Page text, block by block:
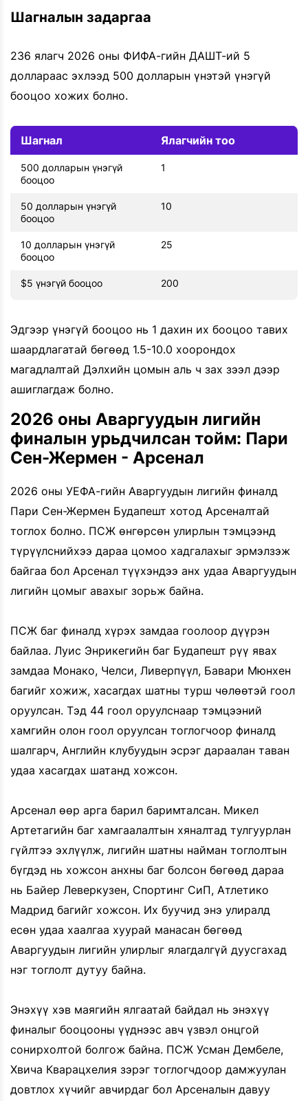
Шагналын задаргаа
236 ялагч 2026 оны ФИФА-гийн ДАШТ-ий 5
доллараас эхлээд 500 долларын үнэтэй үнэгүй
бооцоо хожих болно.
Шагнал Ялагчийн тоо
500 долларын үнэгүй
бооцоо
1
50 долларын үнэгүй
бооцоо
10
10 долларын үнэгүй
бооцоо
25
$5 үнэгүй бооцоо 200
Эдгээр үнэгүй бооцоо нь 1 дахин их бооцоо тавих
шаардлагатай бөгөөд 1.5-10.0 хоорондох
магадлалтай Дэлхийн цомын аль ч зах зээл дээр
ашиглагдаж болно.
2026 оны Аваргуудын лигийн
финалын урьдчилсан тойм: Пари
Сен-Жермен - Арсенал
2026 оны УЕФА-гийн Аваргуудын лигийн финалд
Пари Сен-Жермен Будапешт хотод Арсеналтай
тоглох болно. ПСЖ өнгөрсөн улирлын тэмцээнд
түрүүлснийхээ дараа цомоо хадгалахыг эрмэлзэж
байгаа бол Арсенал түүхэндээ анх удаа Аваргуудын
лигийн цомыг авахыг зорьж байна.
ПСЖ баг финалд хүрэх замдаа гоолоор дүүрэн
байлаа. Луис Энрикегийн баг Будапешт рүү явах
замдаа Монако, Челси, Ливерпүүл, Бавари Мюнхен
багийг хожиж, хасагдах шатны турш чөлөөтэй гоол
оруулсан. Тэд 44 гоол оруулснаар тэмцээний
хамгийн олон гоол оруулсан тоглогчоор финалд
шалгарч, Английн клубуудын эсрэг дараалан таван
удаа хасагдах шатанд хожсон.
Арсенал өөр арга барил баримталсан. Микел
Артетагийн баг хамгаалалтын хяналтад тулгуурлан
гүйлтээ эхлүүлж, лигийн шатны найман тоглолтын
бүгдэд нь хожсон анхны баг болсон бөгөөд дараа
нь Байер Леверкузен, Спортинг СиП, Атлетико
Мадрид багийг хожсон. Их буучид энэ улиралд
есөн удаа хаалгаа хуурай манасан бөгөөд
Аваргуудын лигийн улирлыг ялагдалгүй дуусгахад
нэг тоглолт дутуу байна.
Энэхүү хэв маягийн ялгаатай байдал нь энэхүү
финалыг бооцооны үүднээс авч үзвэл онцгой
сонирхолтой болгож байна. ПСЖ Усман Дембеле,
Хвича Кварацхелия зэрэг тоглогчдоор дамжуулан
довтлох хүчийг авчирдаг бол Арсеналын давуу